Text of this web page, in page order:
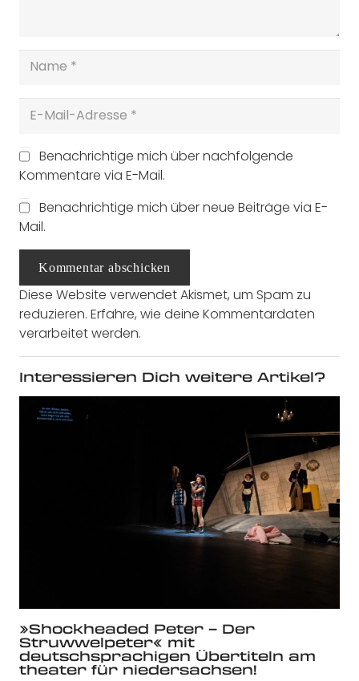
Benachrichtige mich über nachfolgende
Kommentare via E-Mail.
Benachrichtige mich über neue Beiträge via E-
Mail.
Kommentar abschicken
Diese Website verwendet Akismet, um Spam zu
reduzieren. Erfahre, wie deine Kommentardaten
verarbeitet werden.
Interessieren Dich weitere Artikel?
»Shockheaded Peter – Der
Struwwelpeter« mit
deutschsprachigen Übertiteln am
theater für niedersachsen!